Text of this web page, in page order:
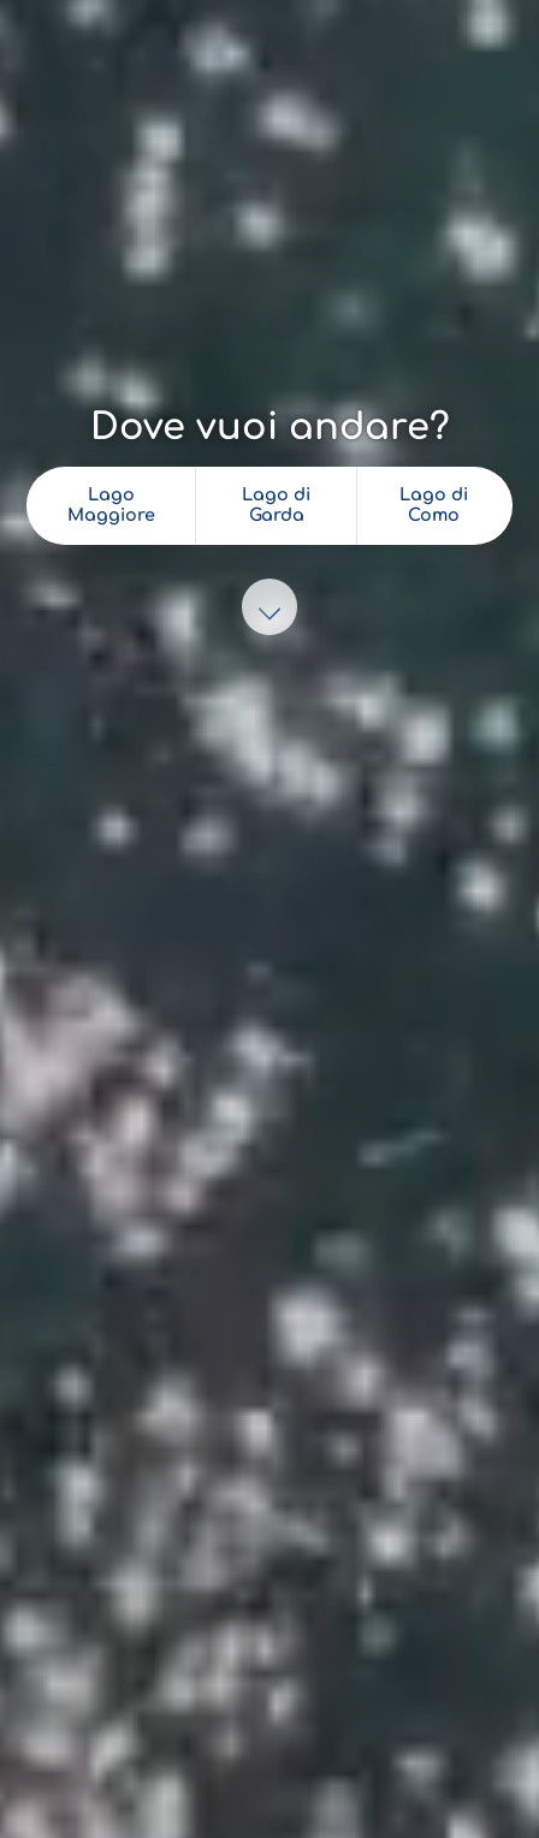
Dove vuoi andare?
Lago
Maggiore
Lago di
Garda
Lago di
Como